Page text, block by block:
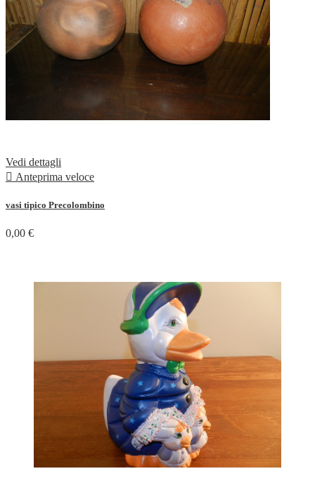
Vedi dettagli
 Anteprima veloce
vasi tipico Precolombino
0,00 €